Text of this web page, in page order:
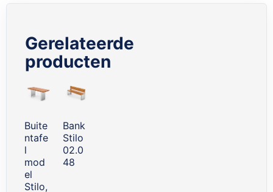
Gerelateerde
producten
carousel
Buite
ntafe
l
mod
el
Stilo,
Bank
Stilo
02.0
48